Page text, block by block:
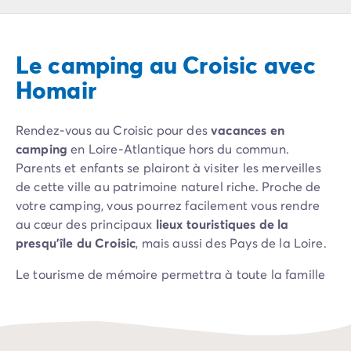
Camping Hendaye
Camping Bretagne
Camping Côtes d'Armor
Camping Ille-et-Vilaine
Camping Saint-Malo
Camping Morbihan
Camping Vannes
Camping Centre-Val de Loire
Camping Indre-et-Loire
Camping Chenonceau
Camping Ardennes
Camping Corse-du-Sud
Le camping au Croisic avec
Homair
Rendez-vous au Croisic pour desvacances en
camping en Loire-Atlantique hors du commun.
Parents et enfants se plairont à visiter les merveilles
de cette ville au patrimoine naturel riche. Proche de
votre camping, vous pourrez facilement vous rendre
au cœur des principaux lieux touristiques de la
presqu'île du Croisic, mais aussi des Pays de la Loire.
Le tourisme de mémoire permettra à toute la famille
temps d’un après-midi, les merveilles des océans avec